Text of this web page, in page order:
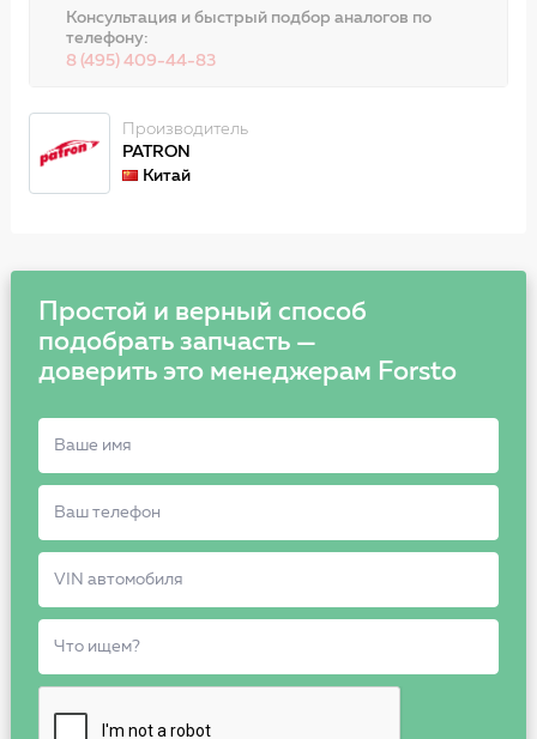
Консультация и быстрый подбор аналогов по
телефону:
8 (495) 409-44-83
Производитель
PATRON
Китай
Простой и верный способ
подобрать запчасть —
доверить это менеджерам Forsto